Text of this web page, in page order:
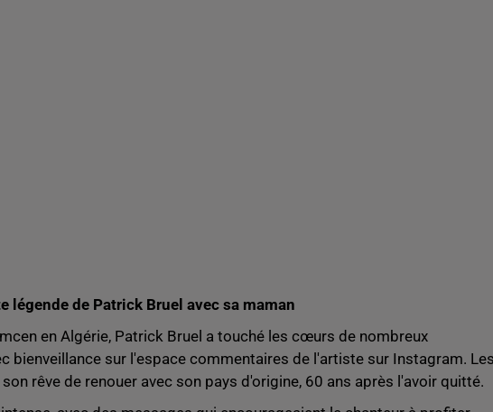
légende de Patrick Bruel avec sa maman
en Algérie, Patrick Bruel a touché les cœurs de nombreux
bienveillance sur l'espace commentaires de l'artiste sur Instagram.
rêve de renouer avec son pays d'origine, 60 ans après l'avoir quitté.